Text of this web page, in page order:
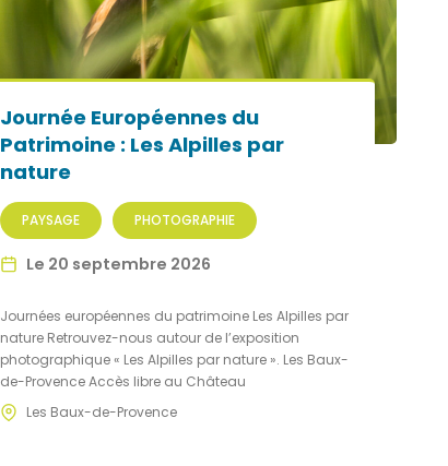
Journée Européennes du
Patrimoine : Les Alpilles par
nature
PAYSAGE PHOTOGRAPHIE
Le 20 septembre 2026
Journées européennes du patrimoine Les Alpilles par
nature Retrouvez-nous autour de l’exposition
photographique « Les Alpilles par nature ». Les Baux-
de-Provence Accès libre au Château
Les Baux-de-Provence